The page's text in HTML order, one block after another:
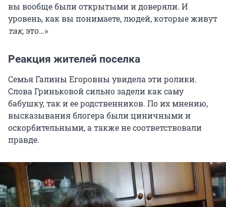
вы вообще были открытыми и доверяли. И
уровень, как вы понимаете, людей, которые живут
так, это…»
Реакция жителей поселка
Семья Галины Егоровны увидела эти ролики.
Слова Гриньковой сильно задели как саму
бабушку, так и ее родственников. По их мнению,
высказывания блогера были циничными и
оскорбительными, а также не соответствовали
правде.